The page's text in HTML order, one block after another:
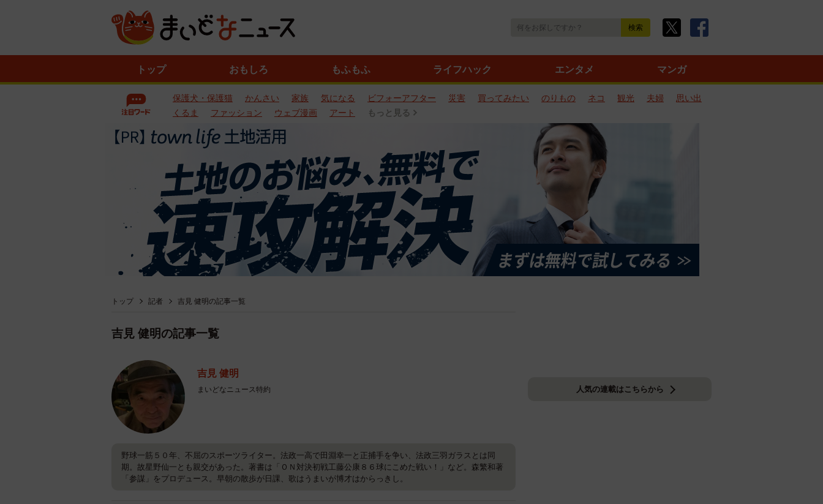
トップ おもしろ もふもふ ライフハック エンタメ マンガ
保護犬・保護猫 かんさい 家族 気になる ビフォーアフター 災害 買ってみたい のりもの ネコ 観光 夫婦
思い出
くるま
ファッション ウェブ漫画 アート もっと見る
トップ 記者 吉見 健明の記事一覧
吉見 健明の記事一覧
吉見 健明
まいどなニュース特約
野球一筋５０年、不屈のスポーツライター。法政一高で田淵幸一と正捕手を争い、法政三羽ガラスとは同
期。故星野仙一とも親交があった。著書は「ＯＮ対決初戦工藤公康８６球にこめた戦い！」など。森繁和著
「参謀」をプロデュース。早朝の散歩が日課、歌はうまいが博才はからっきし。
人気の連載はこちらから